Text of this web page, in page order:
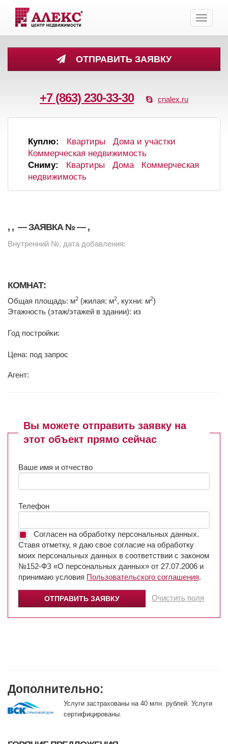
ОТПРАВИТЬ ЗАЯВКУ
+7 (863) 230-33-30 cnalex.ru
Toggle
Куплю: Квартиры
Дома и участки
Коммерческая недвижимость
Сниму:
Квартиры Дома
Коммерческая
недвижимость
, , — ЗАЯВКА № — ,
Внутренний №, дата добавления:
КОМНАТ:
Общая площадь: м2 (жилая: м2, кухни: м2)
Этажность (этаж/этажей в здании): из
Год постройки:
Цена: под запрос
Агент:
Вы можете отправить заявку на
этот объект прямо сейчас
Ваше имя и отчество
Телефон
Согласен на обработку персональных данных.
Ставя отметку, я даю свое согласие на обработку
моих персональных данных в соответствии с законом
№152-ФЗ «О персональных данных» от 27.07.2006 и
принимаю условия Пользовательского соглашения.
Очистить поля
Дополнительно:
Услуги застрахованы на 40 млн. рублей. Услуги
сертифицированы.